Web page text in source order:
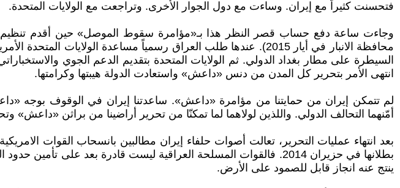
فتحسنت كثيراً مع إيران. وساءت مع دول الجوار الأخرى. وتراجعت مع الولايات المتحدة.
محافظة الانبار في أيار 2015). عندها طلب العراق رسمياً مساعدة
السيطرة على مطار بغداد الدولي. ثم الولايات المتحدة بتقديم الدعم الجوي
انتهى الأمر بتحرير كل المدن من دنس «داعش» واستعادت الدولة هيبتها وكرامتها.
لم تتمكن إيران من حمايتنا من مؤامرة «داعش». ساعدتنا إيران في الوقوف بوجه
أمّنهما التحالف الدولي. واللذين لولاهما لما تمكنّا من تحرير أراضينا من براثن «داعش»
بعد انتهاء عمليات التحرير، تعالت أصوات حلفاء إيران مطالبين بانسحاب القوات
بطلانها في حزيران 2014. فالقوات المسلحة العراقية ليست قادرة بعد على
ينتج عنه انجاز قابل للصمود على الأرض.